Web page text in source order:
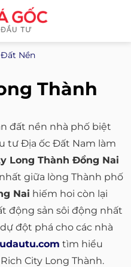
Đất Nền
Thành
đất nền nhà phố biệt
tư Địa ốc Đất Nam làm
Long Thành Đồng Nai
giữa lòng Thành phố
Nai hiếm hoi còn lại
động sản sôi động nhất
đột phá cho các nhà
tìm hiểu
City Long Thành.